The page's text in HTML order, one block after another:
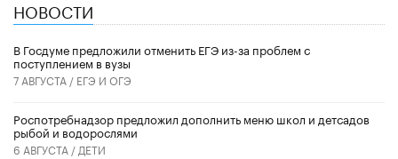
НОВОСТИ
В Госдуме предложили отменить ЕГЭ из-за проблем с
поступлением в вузы
7 АВГУСТА / ЕГЭ И ОГЭ
Роспотребнадзор предложил дополнить меню школ и детсадов
рыбой и водорослями
6 АВГУСТА / ДЕТИ